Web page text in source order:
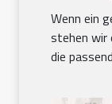
zu
Wenn ein
stehen wir
die